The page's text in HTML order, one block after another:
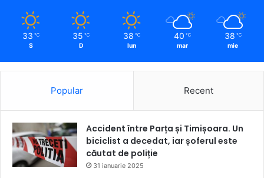
33 ℃
S
35 ℃
D
38 ℃
lun
40 ℃
mar
38 ℃
mie
Popular Recent
Accident între Parța și Timișoara. Un
biciclist a decedat, iar șoferul este
căutat de poliție
31 ianuarie 2025